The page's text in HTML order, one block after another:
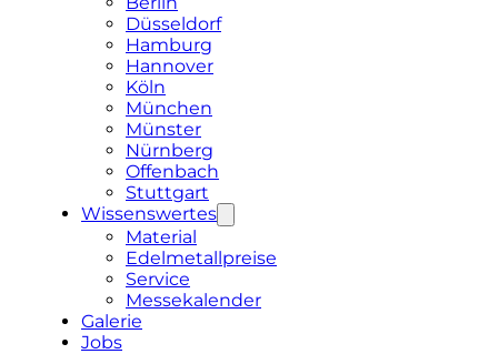
Düsseldorf
Hamburg
Hannover
Köln
München
Münster
Nürnberg
Offenbach
Stuttgart
Wissenswertes
Material
Edelmetallpreise
Service
Messekalender
Galerie
Jobs